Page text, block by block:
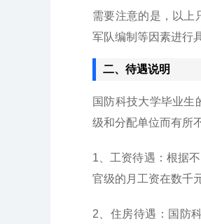
需要注意的是，以上
军队编制等因素进行
二、待遇说明
国防科技大学毕业生
级和分配单位而有所
1、工资待遇：根据
官级的月工资在数千
2、住房待遇：国防